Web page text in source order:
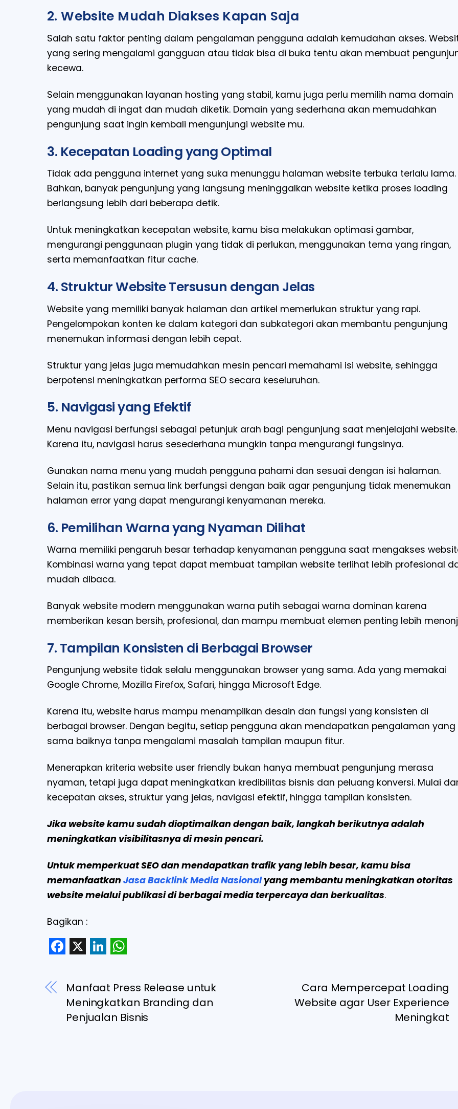
2. Website Mudah Diakses Kapan Saja
Salah satu faktor penting dalam pengalaman pengguna adalah kemudahan akses.
yang sering mengalami gangguan atau tidak bisa di buka tentu akan membuat
kecewa.
Selain menggunakan layanan hosting yang stabil, kamu juga perlu memilih nama domain
yang mudah di ingat dan mudah diketik. Domain yang sederhana akan memudahkan
pengunjung saat ingin kembali mengunjungi website mu.
3. Kecepatan Loading yang Optimal
Tidak ada pengguna internet yang suka menunggu halaman website terbuka terlalu lama.
Bahkan, banyak pengunjung yang langsung meninggalkan website ketika proses loading
berlangsung lebih dari beberapa detik.
Untuk meningkatkan kecepatan website, kamu bisa melakukan optimasi gambar,
mengurangi penggunaan plugin yang tidak di perlukan, menggunakan tema yang ringan,
serta memanfaatkan fitur cache.
4. Struktur Website Tersusun dengan Jelas
Website yang memiliki banyak halaman dan artikel memerlukan struktur yang rapi.
Pengelompokan konten ke dalam kategori dan subkategori akan membantu pengunjung
menemukan informasi dengan lebih cepat.
Struktur yang jelas juga memudahkan mesin pencari memahami isi website, sehingga
berpotensi meningkatkan performa SEO secara keseluruhan.
5. Navigasi yang Efektif
Menu navigasi berfungsi sebagai petunjuk arah bagi pengunjung saat menjelajahi website.
Karena itu, navigasi harus sesederhana mungkin tanpa mengurangi fungsinya.
Gunakan nama menu yang mudah pengguna pahami dan sesuai dengan isi halaman.
Selain itu, pastikan semua link berfungsi dengan baik agar pengunjung tidak menemukan
halaman error yang dapat mengurangi kenyamanan mereka.
6. Pemilihan Warna yang Nyaman Dilihat
Warna memiliki pengaruh besar terhadap kenyamanan pengguna saat mengakses
Kombinasi warna yang tepat dapat membuat tampilan website terlihat lebih profesional
mudah dibaca.
Banyak website modern menggunakan warna putih sebagai warna dominan karena
memberikan kesan bersih, profesional, dan mampu membuat elemen penting lebih
7. Tampilan Konsisten di Berbagai Browser
Pengunjung website tidak selalu menggunakan browser yang sama. Ada yang memakai
Google Chrome, Mozilla Firefox, Safari, hingga Microsoft Edge.
Karena itu, website harus mampu menampilkan desain dan fungsi yang konsisten di
berbagai browser. Dengan begitu, setiap pengguna akan mendapatkan pengalaman yang
sama baiknya tanpa mengalami masalah tampilan maupun fitur.
Menerapkan kriteria website user friendly bukan hanya membuat pengunjung merasa
nyaman, tetapi juga dapat meningkatkan kredibilitas bisnis dan peluang konversi. Mulai
kecepatan akses, struktur yang jelas, navigasi efektif, hingga tampilan konsisten.
Jika website kamu sudah dioptimalkan dengan baik, langkah berikutnya adalah
meningkatkan visibilitasnya di mesin pencari.
Untuk memperkuat SEO dan mendapatkan trafik yang lebih besar, kamu bisa
memanfaatkan Jasa Backlink Media Nasionalyang membantu meningkatkan otoritas
website melalui publikasi di berbagai media terpercaya dan berkualitas.
Bagikan :
F
a
c
X L
i
n
k
e
W
h
a
t
s
Manfaat Press Release untuk
Meningkatkan Branding dan
Penjualan Bisnis
Cara Mempercepat Loading
Website agar User Experience
Meningkat